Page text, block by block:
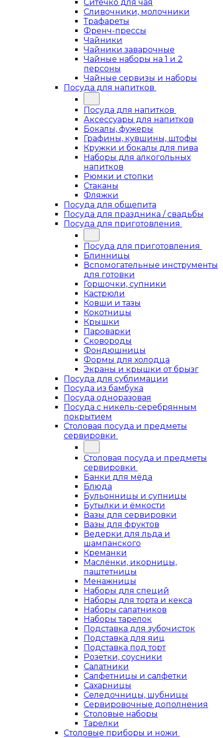
Ситечко для чая
Сливочники, молочники
Трафареты
Френч-прессы
Чайники
Чайники заварочные
Чайные наборы на 1 и 2
персоны
Чайные сервизы и наборы
Посуда для напитков
Посуда для напитков
Аксессуары для напитков
Бокалы, фужеры
Графины, кувшины, штофы
Кружки и бокалы для пива
Наборы для алкогольных
напитков
Рюмки и стопки
Стаканы
Фляжки
Посуда для общепита
Посуда для праздника / свадьбы
Посуда для приготовления
Посуда для приготовления
Блинницы
Вспомогательные инструменты
для готовки
Горшочки, супники
Кастрюли
Ковши и тазы
Кокотницы
Крышки
Пароварки
Сковороды
Фондюшницы
Формы для холодца
Экраны и крышки от брызг
Посуда для сублимации
Посуда из бамбука
Посуда одноразовая
Посуда с никель-серебрянным
покрытием
Столовая посуда и предметы
сервировки
Столовая посуда и предметы
сервировки
Банки для мёда
Блюда
Бульонницы и супницы
Бутылки и ёмкости
Вазы для сервировки
Вазы для фруктов
Ведерки для льда и
шампанского
Креманки
Маслёнки, икорницы,
паштетницы
Менажницы
Наборы для специй
Наборы для торта и кекса
Наборы салатников
Наборы тарелок
Подставка для зубочисток
Подставка для яиц
Подставка под торт
Розетки, соусники
Салатники
Салфетницы и салфетки
Сахарницы
Селедочницы, шубницы
Сервировочные дополнения
Столовые наборы
Тарелки
Столовые приборы и ножи